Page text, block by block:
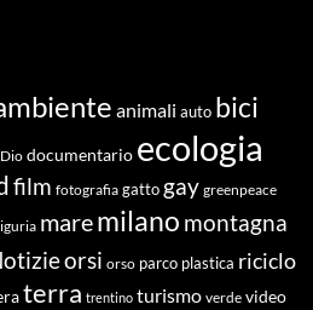
animali auto bici
Dio documentario ecologia
film fotografia gatto gay greenpeace
maremilano montagna
orsi orso parco plastica riciclo
terra trentino turismo verde video